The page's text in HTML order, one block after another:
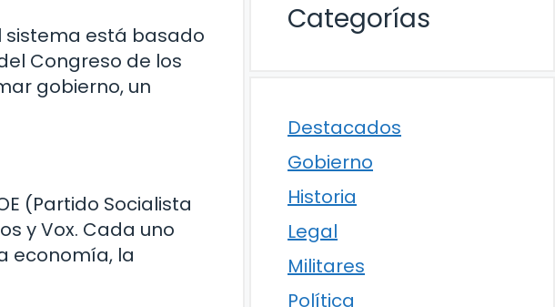
sistema está basado
Congreso de los
gobierno, un
(Partido Socialista
y Vox. Cada uno
economía, la
Categorías
Destacados
Gobierno
Historia
Legal
Militares
Política